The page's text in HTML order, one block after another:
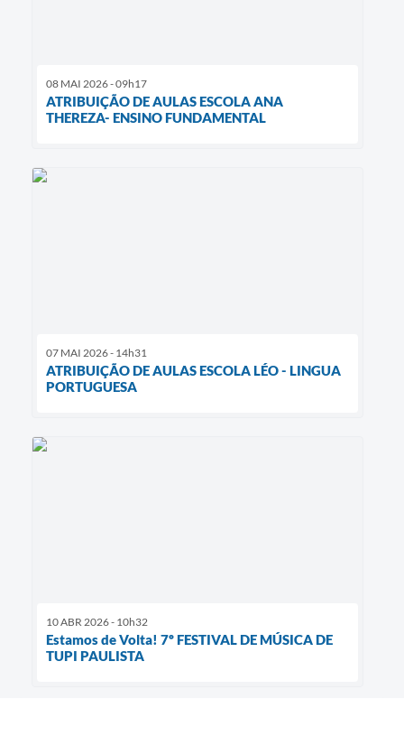
08 MAI 2026 - 09h17
ATRIBUIÇÃO DE AULAS ESCOLA ANA
THEREZA- ENSINO FUNDAMENTAL
07 MAI 2026 - 14h31
ATRIBUIÇÃO DE AULAS ESCOLA LÉO - LINGUA
PORTUGUESA
10 ABR 2026 - 10h32
Estamos de Volta! 7º FESTIVAL DE MÚSICA DE
TUPI PAULISTA